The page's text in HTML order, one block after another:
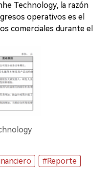
Technology, la razón
operativos es el
comerciales durante el
#Reporte